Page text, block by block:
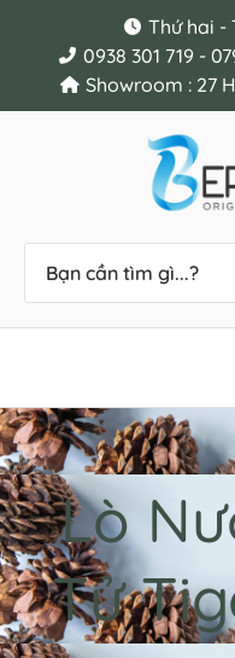
Thứ hai -
0938 301 719 -
Showroom : 27
Lò
Tử